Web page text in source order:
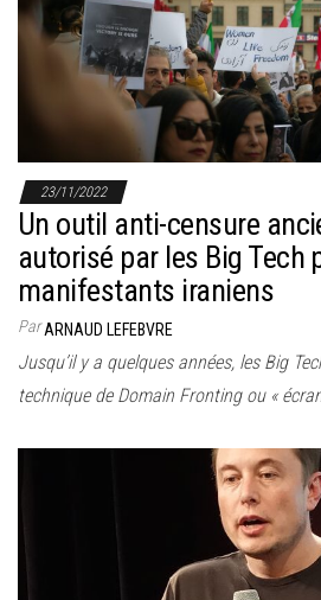
23/11/2022
Un outil anti-censure
autorisé par les Big Tech
manifestants iraniens
ParARNAUD LEFEBVRE
Jusqu’il y a quelques années, les Big
technique de Domain Fronting ou «